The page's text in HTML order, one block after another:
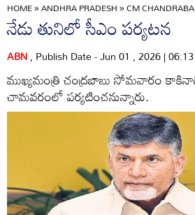
HOME»ANDHRA PRADESH»CM
నేడు తునిలో సీఎం పర్యటన
ABN, Publish Date - Jun 01 , 2026 |
ముఖ్యమంత్రి చంద్రబాబు సోమవారం
చామవరంలో పర్యటించనున్నారు.